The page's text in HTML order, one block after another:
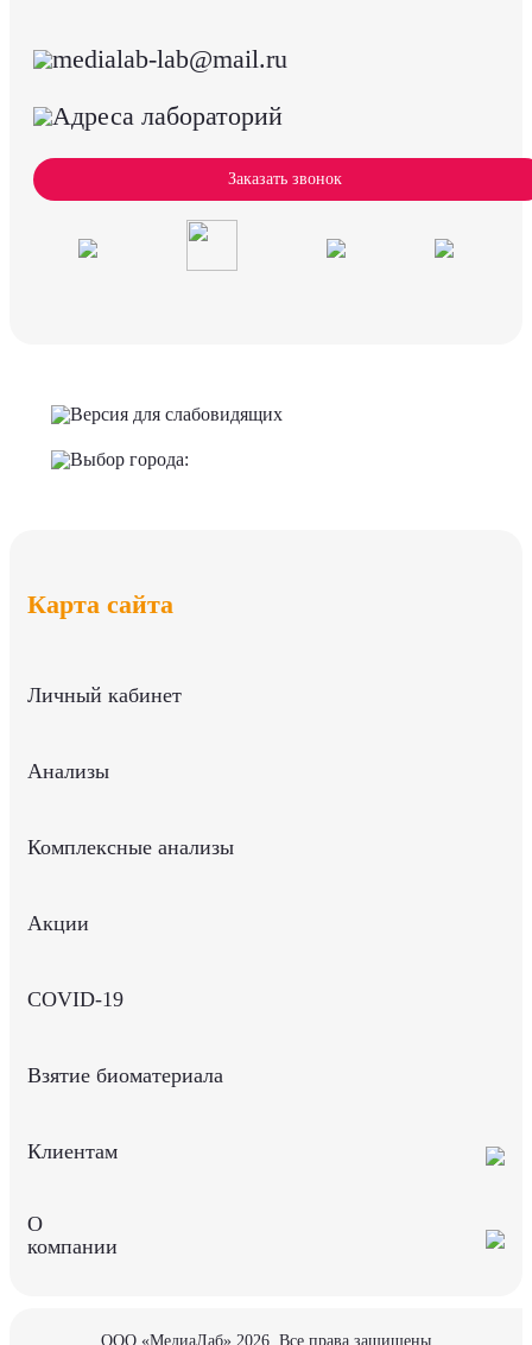
medialab-lab@mail.ru
Адреса лабораторий
Заказать звонок
Версия для слабовидящих
Выбор города:
Карта сайта
Личный кабинет
Анализы
Комплексные анализы
Акции
COVID-19
Взятие биоматериала
Клиентам
О
компании
ООО «МедиаЛаб» 2026, Все права защищены